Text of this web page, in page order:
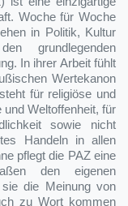
Woche für Woche
in Politik, Kultur
grundlegenden
In ihrer Arbeit fühlt
Wertekanon
für religiöse und
Weltoffenheit, für
sowie nicht
Handeln in allen
pflegt die PAZ eine
den eigenen
die Meinung von
zu Wort kommen